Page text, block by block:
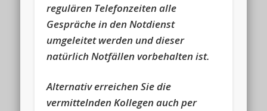
regulären Telefonzeiten alle
Gespräche in den Notdienst
umgeleitet werden und dieser
natürlich Notfällen vorbehalten ist.
Alternativ erreichen Sie die
vermittelnden Kollegen auch per